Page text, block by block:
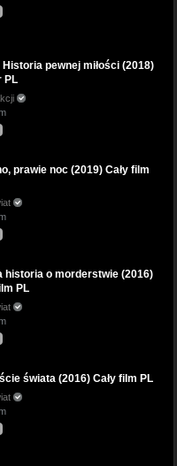
pewnej miłości (2018)
PL
prawie noc (2019) Cały film
historia o morderstwie (2016)
PL
świata (2016) Cały film PL